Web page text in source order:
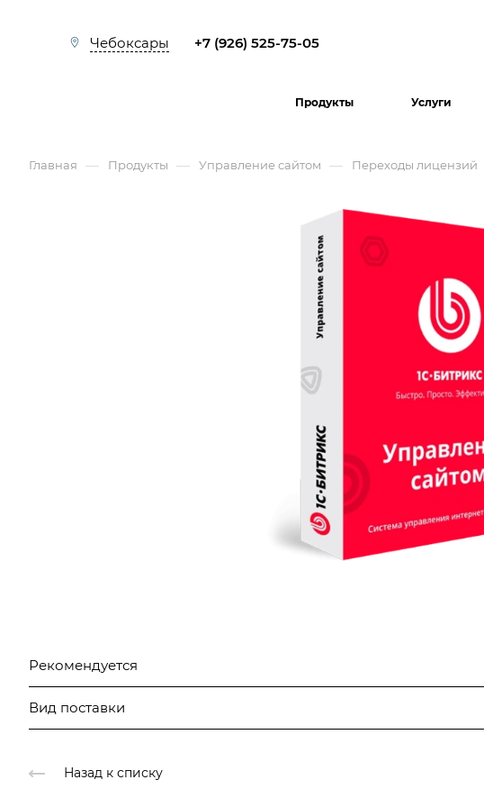
Чебоксары +7 (926) 525-75-05
Продукты Услуги
Главная — Продукты — Управление сайтом — Переходы лицензий
Рекомендуется
Вид поставки
Назад к списку